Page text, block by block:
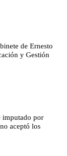
de Ernesto
y Gestión
imputado por
aceptó los